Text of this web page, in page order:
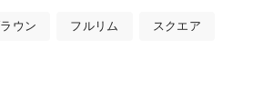
ウン フルリム スクエア